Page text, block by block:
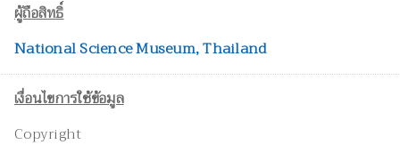
ผู้ถือสิทธิ์
National Science Museum, Thailand
เงื่อนไขการใช้ข้อมูล
Copyright